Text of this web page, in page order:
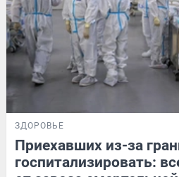
ЗДОРОВЬЕ
Приехавших из-за
госпитализировать: